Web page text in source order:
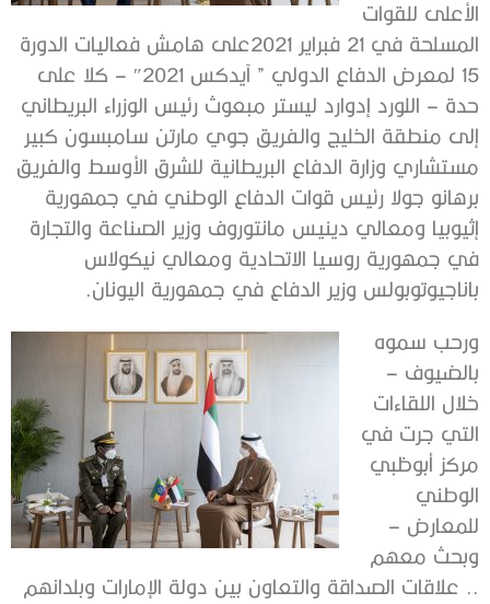
الأعلى للقوات
المسلحة في 21 فبراير 2021على هامش فعاليات الدورة
15 لمعرض الدفاع الدولي ” آيدكس 2021″ – كلا على
حدة – اللورد إدوارد ليستر مبعوث رئيس الوزراء البريطاني
إلى منطقة الخليج والفريق جوي مارتن سامبسون كبير
مستشاري وزارة الدفاع البريطانية للشرق الأوسط والفريق
برهانو جولا رئيس قوات الدفاع الوطني في جمهورية
إثيوبيا ومعالي دينيس مانتوروف وزير الصناعة والتجارة
في جمهورية روسيا الاتحادية ومعالي نيكولاس
باناجيوتوبولس وزير الدفاع في جمهورية اليونان.
ورحب سموه
بالضيوف –
خلال اللقاءات
التي جرت في
مركز أبوظبي
الوطني
للمعارض –
وبحث معهم
.. علاقات الصداقة والتعاون بين دولة الإمارات وبلدانهم